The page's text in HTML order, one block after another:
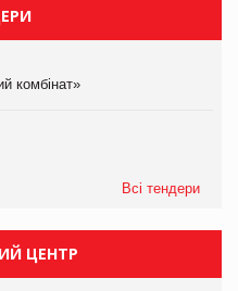
комбінат»
Всі тендери
ЦЕНТР